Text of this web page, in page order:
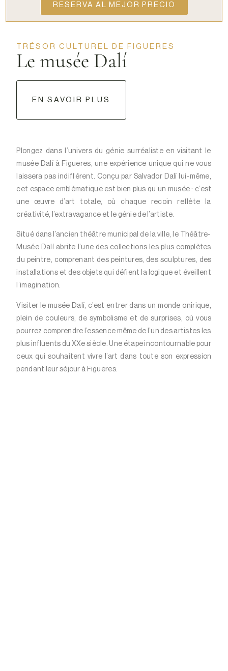
RESERVA AL MEJOR PRECIO
TRÉSOR CULTUREL DE FIGUERES
Le musée Dalí
EN SAVOIR PLUS
Plongez dans l’univers du génie surréaliste en visitant le
musée Dalí à Figueres, une expérience unique qui ne vous
laissera pas indifférent. Conçu par Salvador Dalí lui-même,
cet espace emblématique est bien plus qu’un musée : c’est
une œuvre d’art totale, où chaque recoin reflète la
créativité, l’extravagance et le génie de l’artiste.
Situé dans l’ancien théâtre municipal de la ville, le Théâtre-
Musée Dalí abrite l’une des collections les plus complètes
du peintre, comprenant des peintures, des sculptures, des
installations et des objets qui défient la logique et éveillent
l’imagination.
Visiter le musée Dalí, c’est entrer dans un monde onirique,
plein de couleurs, de symbolisme et de surprises, où vous
pourrez comprendre l’essence même de l’un des artistes les
plus influents du XXe siècle. Une étape incontournable pour
ceux qui souhaitent vivre l’art dans toute son expression
pendant leur séjour à Figueres.